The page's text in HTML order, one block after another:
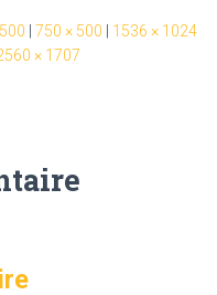
750 × 500
1536 × 1024
× 1707